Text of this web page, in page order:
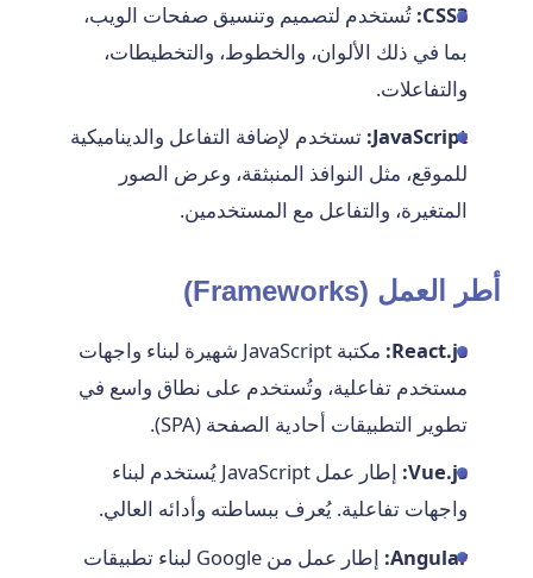
CSS3: تُستخدم لتصميم وتنسيق صفحات الويب،
بما في ذلك الألوان، والخطوط، والتخطيطات،
والتفاعلات.
JavaScript: تستخدم لإضافة التفاعل والديناميكية
للموقع، مثل النوافذ المنبثقة، وعرض الصور
المتغيرة، والتفاعل مع المستخدمين.
أطر العمل (Frameworks)
React.js:
مكتبة JavaScript شهيرة لبناء واجهات
مستخدم تفاعلية، وتُستخدم على نطاق واسع في
تطوير التطبيقات أحادية الصفحة (SPA).
Vue.js:
إطار عمل JavaScript يُستخدم لبناء
واجهات تفاعلية. يُعرف ببساطته وأدائه العالي.
Angular:
إطار عمل من Google لبناء تطبيقات